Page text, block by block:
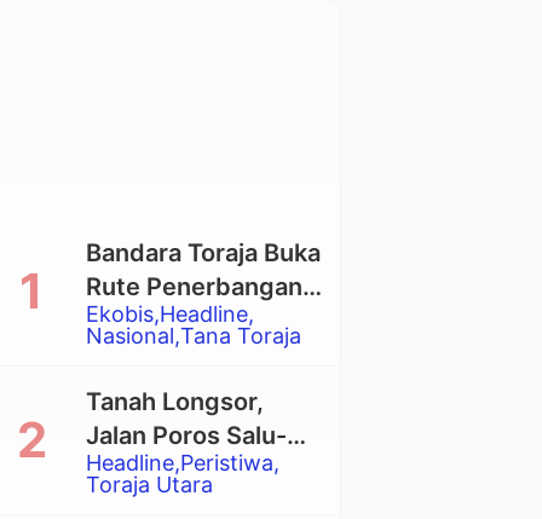
Ekobis Headline
Nasional Tana Toraja
Bandara Toraja Buka
Rute Penerbangan
Langsung Toraja-
Balikpapan
Headline Peristiwa
Toraja Utara
Tanah Longsor,
Jalan Poros Salu-
Dende’ Tertutup
Total